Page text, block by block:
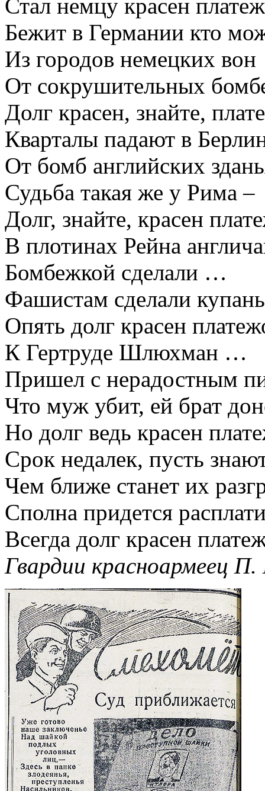
Стал немцу красен
Бежит в Германии кто
Из городов немецких вон
От сокрушительных
Долг красен, знайте,
Кварталы падают в
От бомб английских
Судьба такая же у Рима –
Долг, знайте, красен
В плотинах Рейна
Бомбежкой сделали …
Фашистам сделали
Опять долг красен
К Гертруде Шлюхман …
Пришел с нерадостным
Что муж убит, ей брат
Но долг ведь красен
Срок недалек, пусть
Чем ближе станет их
Сполна придется
Всегда долг красен
Гвардии красноармеец